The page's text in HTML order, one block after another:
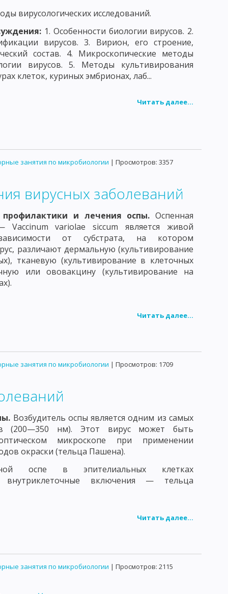
РЕАКЦИИ НЕМЕДЛЕННОГО ТИПА
ДЕРМАТИТЫ ЛЕКАРСТВЕННАЯ АЛЛЕРГИЯ
СТАФИЛОКОККИ СТРЕПТОКОККИ
БРЮШНОГО ТИФА И ПАРАТИФОВ А И В
КЛЕЩЕВОГО ВОЗРАТНОГО ТИФА
КЛЕЩЕВОГО РИККЕТСИОЗА
ВОЗБУДИТЕЛЬ ТРАХОМЫ
ВИРУС НАТУРАЛЬНОЙ ОСПЫ
АДЕНОВИРИДЕ
СЕМЕЙСТВО ПИКОРНАВИРИДЕ
ВИРУС СЫВОРОТОЧНОГО ГЕПАТИТА
ТОКСОПЛАМЫ
ВОЗДУХА
МИКРООРГАНИЗМОВ
ПИЩЕВЫХ ПРОДУКТОВ
ОБСТАНОВКИ
ПО МИКРОБИОЛОГИИ
вирусологических исследований.
1. Особенности биологии вирусов. 2.
вирусов. 3. Вирион, его строение,
состав. 4. Микроскопические методы
вирусов. 5. Методы культивирования
клеток, куриных эмбрионах, лаб...
Читать далее...
занятия по микробиологии | Просмотров: 3357
вирусных заболеваний
и лечения оспы. Оспенная
Vaccinum variolae siccum является живой
от субстрата, на котором
различают дермальную (культивирование
тканевую (культивирование в клеточных
или ововакцину (культивирование на
Читать далее...
занятия по микробиологии | Просмотров: 1709
Возбудитель оспы является одним из самых
(200—350 нм). Этот вирус может быть
микроскопе при применении
окраски (тельца Пашена).
оспе в эпителиальных клетках
внутриклеточные включения — тельца
Читать далее...
занятия по микробиологии | Просмотров: 2115